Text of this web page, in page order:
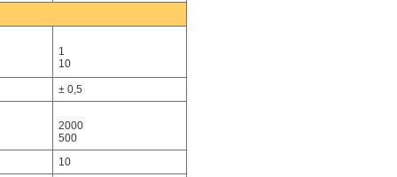
1
10
± 0,5
2000
500
10